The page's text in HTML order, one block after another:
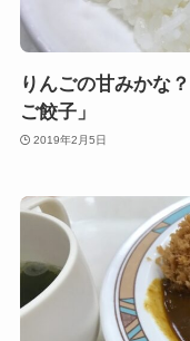
りんごの甘みかな
ご餃子」
2019年2月5日